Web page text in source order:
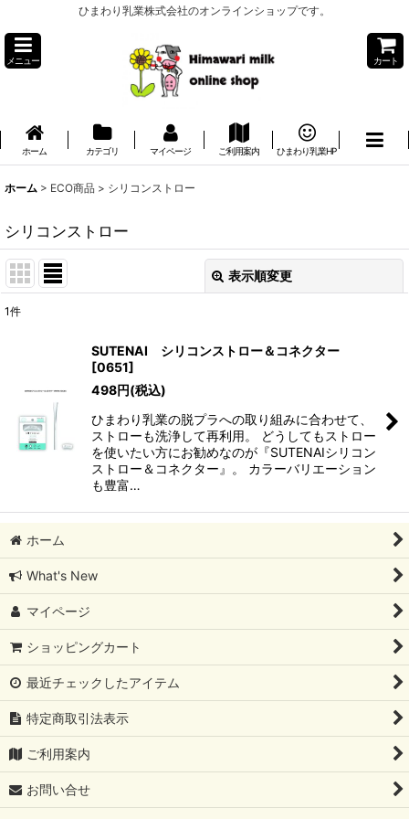
ひまわり乳業株式会社のオンラインショップです。
メニュー カート
ホーム カテゴリ マイページ ご利用案内 ひまわり乳業HP
ホーム > ECO商品 > シリコンストロー
シリコンストロー
表示順変更
絞り込む
1件
SUTENAI シリコンストロー＆コネクター
[0651]
498円(税込)
ひまわり乳業の脱プラへの取り組みに合わせて、
ストローも洗浄して再利用。 どうしてもストロー
を使いたい方にお勧めなのが『SUTENAIシリコン
ストロー＆コネクター』。 カラーバリエーション
も豊富…
ホーム
What's New
マイページ
ショッピングカート
最近チェックしたアイテム
特定商取引法表示
ご利用案内
お問い合せ